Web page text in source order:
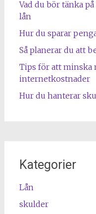
Vad du bör tänka
lån
Hur du sparar
Så planerar du att
Tips för att minska
internetkostnader
Hur du hanterar
Kategorier
Lån
skulder